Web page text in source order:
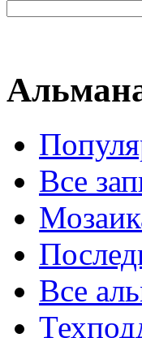
Все
Все